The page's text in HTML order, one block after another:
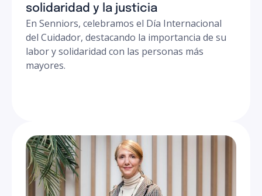
solidaridad y la justicia
En Senniors, celebramos el Día Internacional
del Cuidador, destacando la importancia de su
labor y solidaridad con las personas más
mayores.